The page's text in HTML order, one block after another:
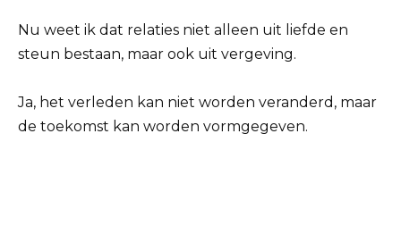
Nu weet ik dat relaties niet alleen uit liefde en
steun bestaan, maar ook uit vergeving.
Ja, het verleden kan niet worden veranderd, maar
de toekomst kan worden vormgegeven.